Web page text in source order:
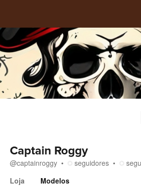
Captain Roggy
@captainroggy seguidores
Loja
Modelos